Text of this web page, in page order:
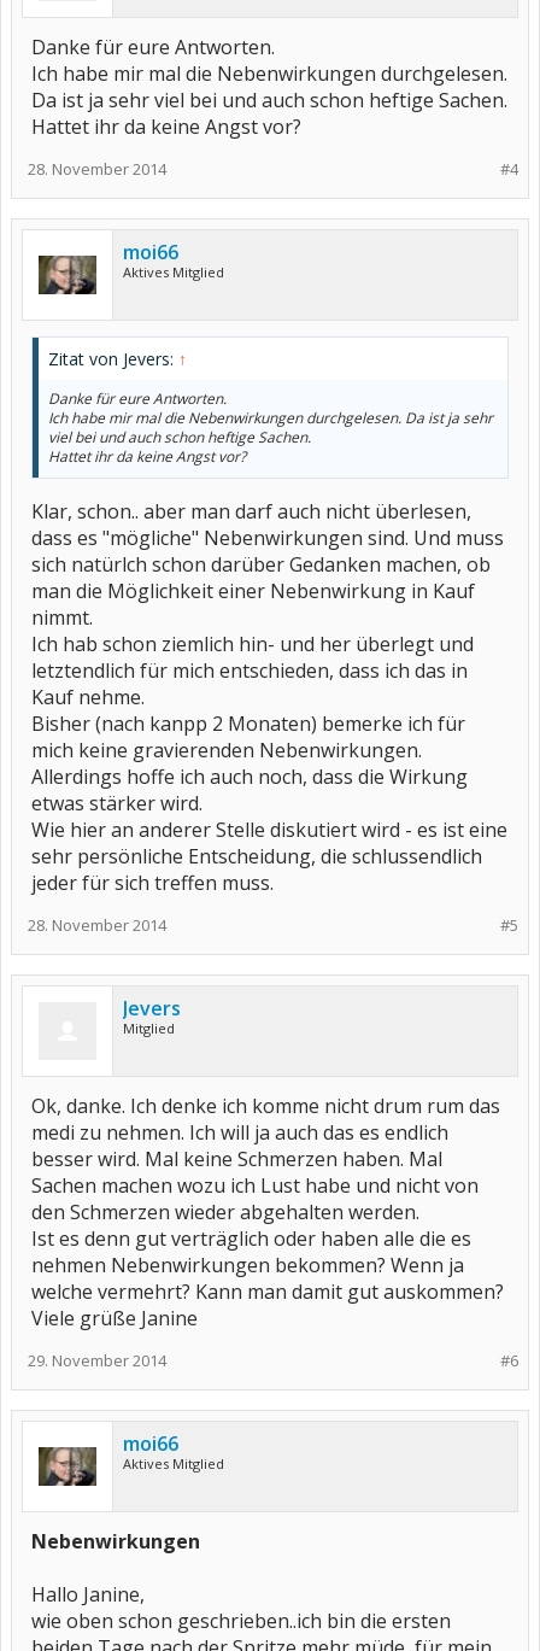
Danke für eure Antworten.
Ich habe mir mal die Nebenwirkungen durchgelesen.
Da ist ja sehr viel bei und auch schon heftige Sachen.
Hattet ihr da keine Angst vor?
#4
28. November 2014
moi66
Aktives Mitglied
Zitat von Jevers: ↑
Danke für eure Antworten.
Ich habe mir mal die Nebenwirkungen durchgelesen. Da ist ja sehr
viel bei und auch schon heftige Sachen.
Hattet ihr da keine Angst vor?
Klar, schon.. aber man darf auch nicht überlesen,
dass es "mögliche" Nebenwirkungen sind. Und muss
sich natürlch schon darüber Gedanken machen, ob
man die Möglichkeit einer Nebenwirkung in Kauf
nimmt.
Ich hab schon ziemlich hin- und her überlegt und
letztendlich für mich entschieden, dass ich das in
Kauf nehme.
Bisher (nach kanpp 2 Monaten) bemerke ich für
mich keine gravierenden Nebenwirkungen.
Allerdings hoffe ich auch noch, dass die Wirkung
etwas stärker wird.
Wie hier an anderer Stelle diskutiert wird - es ist eine
sehr persönliche Entscheidung, die schlussendlich
jeder für sich treffen muss.
#5
28. November 2014
Jevers
Mitglied
Ok, danke. Ich denke ich komme nicht drum rum das
medi zu nehmen. Ich will ja auch das es endlich
besser wird. Mal keine Schmerzen haben. Mal
Sachen machen wozu ich Lust habe und nicht von
den Schmerzen wieder abgehalten werden.
Ist es denn gut verträglich oder haben alle die es
nehmen Nebenwirkungen bekommen? Wenn ja
welche vermehrt? Kann man damit gut auskommen?
Viele grüße Janine
#6
29. November 2014
moi66
Aktives Mitglied
Nebenwirkungen
Hallo Janine,
wie oben schon geschrieben..ich bin die ersten